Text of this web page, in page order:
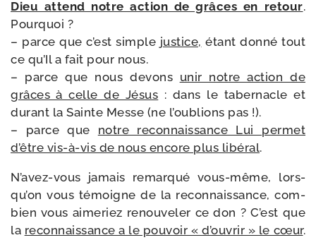
Dieu attend notre action de grâces en retour.
Pourquoi ?
– parce que c’est simple jus­tice, étant don­né tout
ce qu’Il a fait pour nous.
– parce que nous devons unir notre action de
grâces à celle de Jésus : dans le taber­nacle et
durant la Sainte Messe (ne l’ou­blions pas !).
– parce que notre recon­nais­sance Lui per­met
d’être vis-​à-​vis de nous encore plus libé­ral.
N’avez-​vous jamais remar­qué vous-​même, lors­
qu’on vous témoigne de la recon­nais­sance, com­
bien vous aime­riez renou­ve­ler ce don ? C’est que
la recon­nais­sance a le pou­voir « d’ou­vrir » le cœur.